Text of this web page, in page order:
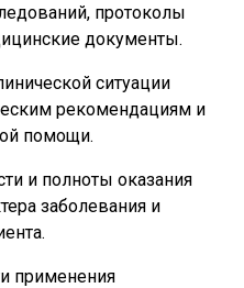
протоколы
документы.
ситуации
рекомендациям и
помощи.
и полноты оказания
заболевания и
применения